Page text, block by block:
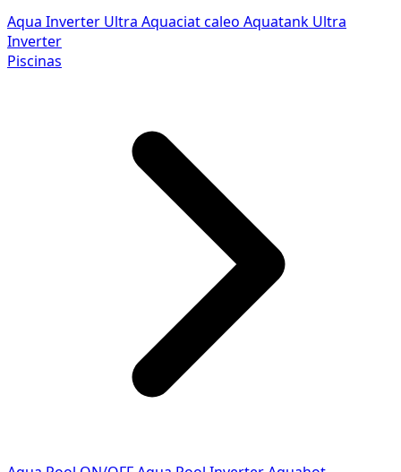
Aqua Inverter Ultra Aquaciat caleo Aquatank Ultra
Inverter
Piscinas